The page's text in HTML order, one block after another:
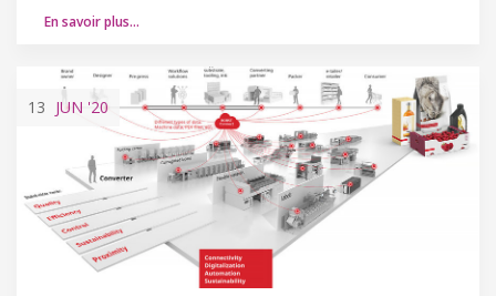
En savoir plus…
13 JUN '20